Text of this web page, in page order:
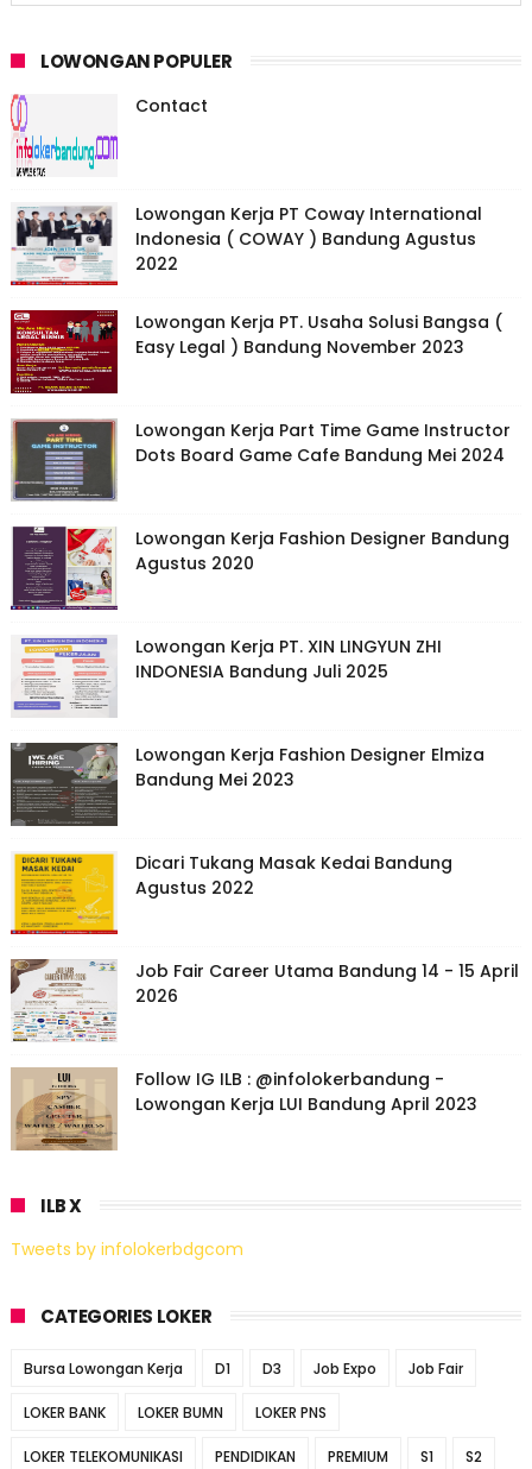
LOWONGAN POPULER
Contact
Lowongan Kerja PT Coway International
Indonesia ( COWAY ) Bandung Agustus
2022
Lowongan Kerja PT. Usaha Solusi Bangsa (
Easy Legal ) Bandung November 2023
Lowongan Kerja Part Time Game Instructor
Dots Board Game Cafe Bandung Mei 2024
Lowongan Kerja Fashion Designer Bandung
Agustus 2020
Lowongan Kerja PT. XIN LINGYUN ZHI
INDONESIA Bandung Juli 2025
Lowongan Kerja Fashion Designer Elmiza
Bandung Mei 2023
Dicari Tukang Masak Kedai Bandung
Agustus 2022
Job Fair Career Utama Bandung 14 - 15 April
2026
Follow IG ILB : @infolokerbandung -
Lowongan Kerja LUI Bandung April 2023
ILB X
Tweets by infolokerbdgcom
CATEGORIES LOKER
Bursa Lowongan Kerja D1 D3 Job Expo Job Fair
LOKER BANK LOKER BUMN LOKER PNS
LOKER TELEKOMUNIKASI PENDIDIKAN PREMIUM S1 S2